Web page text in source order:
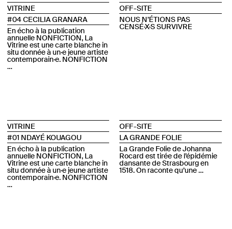
VITRINE
#04 CECILIA GRANARA
En écho à la publication
annuelle NONFICTION, La
Vitrine est une carte blanche in
situ donnée à un·e jeune artiste
contemporain·e. NONFICTION
…
OFF-SITE
NOUS N’ÉTIONS PAS
CENSÉ·X·S SURVIVRE
VITRINE
#01 NDAYÉ KOUAGOU
En écho à la publication
annuelle NONFICTION, La
Vitrine est une carte blanche in
situ donnée à un·e jeune artiste
contemporain·e. NONFICTION
…
OFF-SITE
LA GRANDE FOLIE
La Grande Folie de Johanna
Rocard est tirée de l’épidémie
dansante de Strasbourg en
1518. On raconte qu’une …